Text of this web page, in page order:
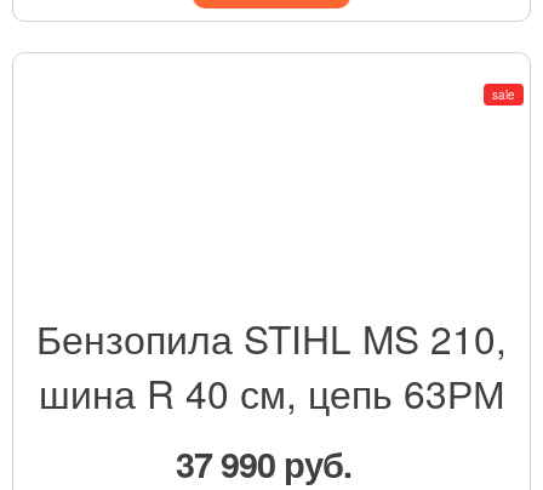
sale
Бензопила STIHL MS 210,
шина R 40 см, цепь 63РМ
37 990 руб.